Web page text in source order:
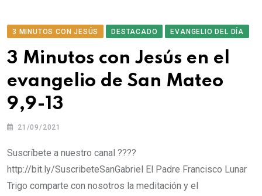
3 MINUTOS CON JESÚS DESTACADO EVANGELIO DEL DÍA
3 Minutos con Jesús en el
evangelio de San Mateo
9,9-13
21/09/2021
Suscríbete a nuestro canal ????
http://bit.ly/SuscribeteSanGabriel El Padre Francisco Lunar
Trigo comparte con nosotros la meditación y el